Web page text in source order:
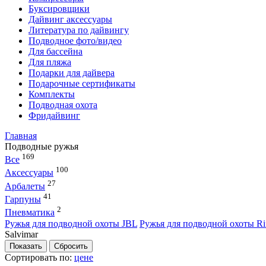
Буксировщики
Дайвинг аксессуары
Литература по дайвингу
Подводное фото/видео
Для бассейна
Для пляжа
Подарки для дайвера
Подарочные сертификаты
Комплекты
Подводная охота
Фридайвинг
Главная
Подводные ружья
Все 169
Аксессуары 100
Арбалеты 27
Гарпуны 41
Пневматика 2
Ружья для подводной охоты JBL Ружья для подводной охоты
Salvimar
Сортировать по: цене